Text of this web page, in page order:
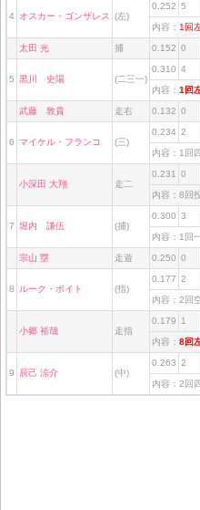
4 オスカー・ゴンザレス (左)
0.252 5
内容： 1回
太田 光 捕 0.152 0
5 黒川 史陽 (二三一)
0.310 4
内容： 1回
武藤 敦貴 走右 0.132 0
6 マイケル・フランコ (三)
0.234 2
内容：1
小深田 大翔 走二
0.231 0
内容：8回
7 堀内 謙伍 (捕)
0.300 3
内容：1
宗山 塁 走遊 0.250 0
8 ルーク・ボイト (指)
0.177 2
内容：2
小郷 裕哉 走指
0.179 1
内容： 8回
9 辰己 涼介 (中)
0.263 2
内容：2回